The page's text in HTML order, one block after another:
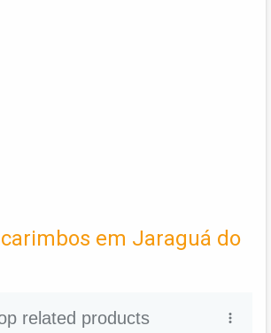
em Jaraguá do